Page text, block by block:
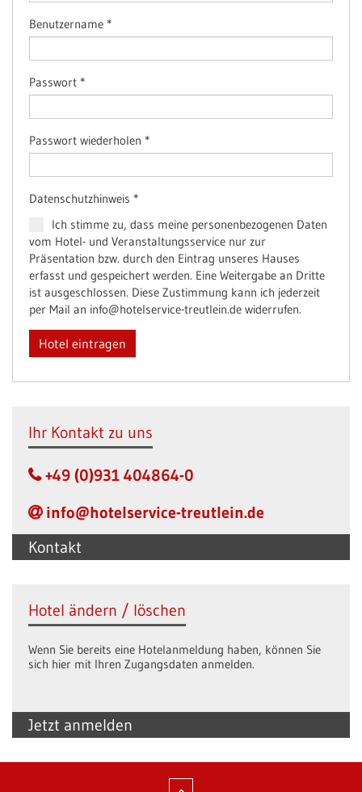
Benutzername *
Passwort *
Passwort wiederholen *
Datenschutzhinweis *
Ich stimme zu, dass meine personenbezogenen Daten
vom Hotel- und Veranstaltungsservice nur zur
Präsentation bzw. durch den Eintrag unseres Hauses
erfasst und gespeichert werden. Eine Weitergabe an Dritte
ist ausgeschlossen. Diese Zustimmung kann ich jederzeit
per Mail an info@hotelservice-treutlein.de widerrufen.
Kontakt
Ihr Kontakt zu uns
+49 (0)931 404864-0
info@hotelservice-treutlein.de
Jetzt anmelden
Hotel ändern / löschen
Wenn Sie bereits eine Hotelanmeldung haben, können Sie
sich hier mit Ihren Zugangsdaten anmelden.